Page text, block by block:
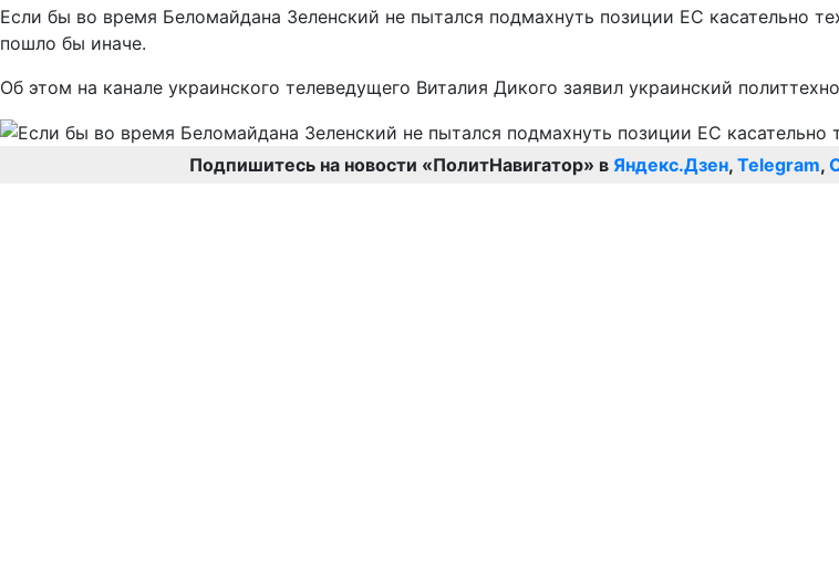
Если бы во время Беломайдана Зеленский не пытался подмахнуть позиции ЕС касательно
пошло бы иначе.
Об этом на канале украинского телеведущего Виталия Дикого заявил украинский
Подпишитесь на новости «ПолитНавигатор» в Яндекс.Дзен, Telegram,